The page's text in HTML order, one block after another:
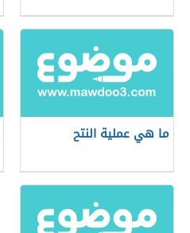
ما هي عملية النتح